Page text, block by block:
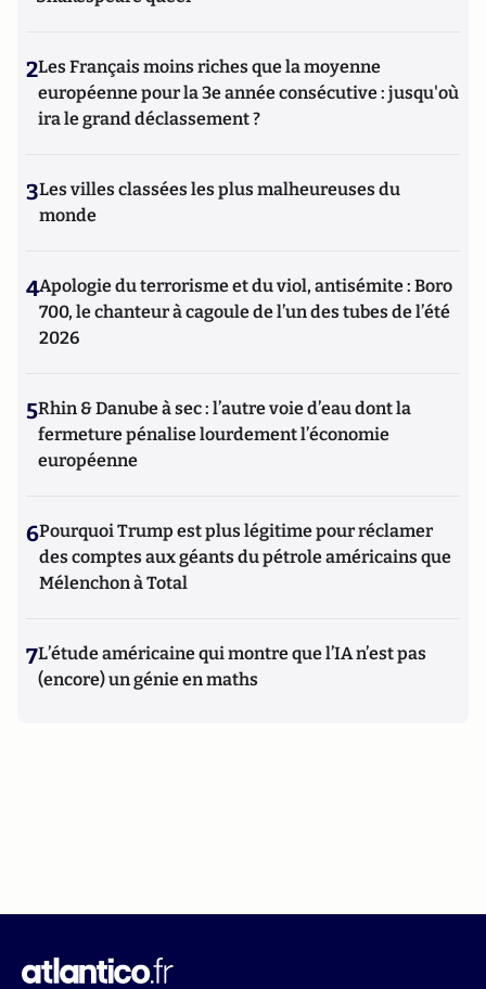
2Les Français moins riches que la moyenne
européenne pour la 3e année consécutive : jusqu'où
ira le grand déclassement ?
3Les villes classées les plus malheureuses du
monde
4Apologie du terrorisme et du viol, antisémite : Boro
700, le chanteur à cagoule de l’un des tubes de l’été
2026
5Rhin & Danube à sec : l’autre voie d’eau dont la
fermeture pénalise lourdement l’économie
européenne
6Pourquoi Trump est plus légitime pour réclamer
des comptes aux géants du pétrole américains que
Mélenchon à Total
7L’étude américaine qui montre que l’IA n’est pas
(encore) un génie en maths